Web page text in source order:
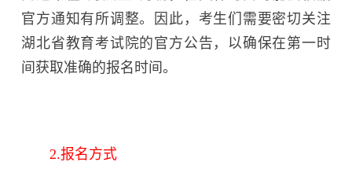
官方通知有所调整。因此，考生们需要密切关注
湖北省教育考试院的官方公告，以确保在第一时
间获取准确的报名时间。
2.报名方式